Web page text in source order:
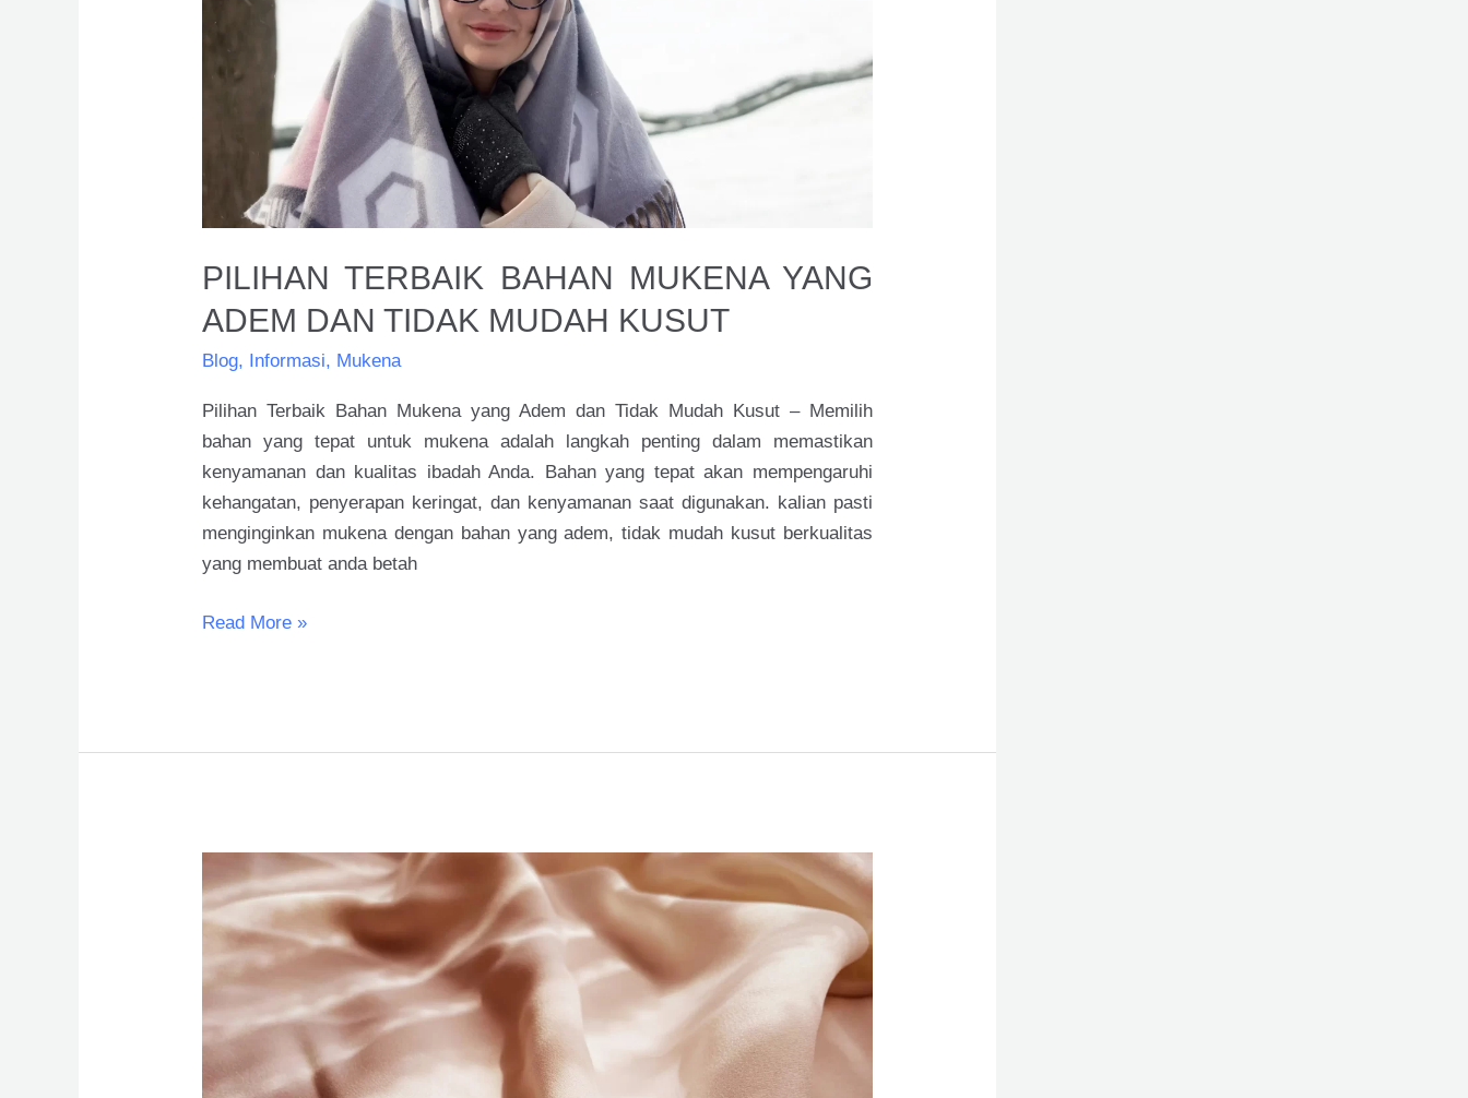
PILIHAN TERBAIK BAHAN MUKENA YANG
ADEM DAN TIDAK MUDAH KUSUT
Blog, Informasi, Mukena
Pilihan Terbaik Bahan Mukena yang Adem dan Tidak Mudah Kusut – Memilih
bahan yang tepat untuk mukena adalah langkah penting dalam memastikan
kenyamanan dan kualitas ibadah Anda. Bahan yang tepat akan mempengaruhi
kehangatan, penyerapan keringat, dan kenyamanan saat digunakan. kalian pasti
menginginkan mukena dengan bahan yang adem, tidak mudah kusut berkualitas
yang membuat anda betah
Kusut
Read More »
Kain
Untuk
Gamis
dan
Gambarnya
Lengkap
Terbaru!